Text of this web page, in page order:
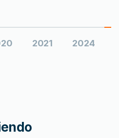
2021 2024